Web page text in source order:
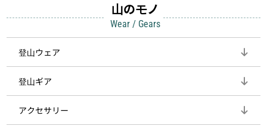
山のモノ
Wear / Gears
登山ウェア
登山ギア
アクセサリー